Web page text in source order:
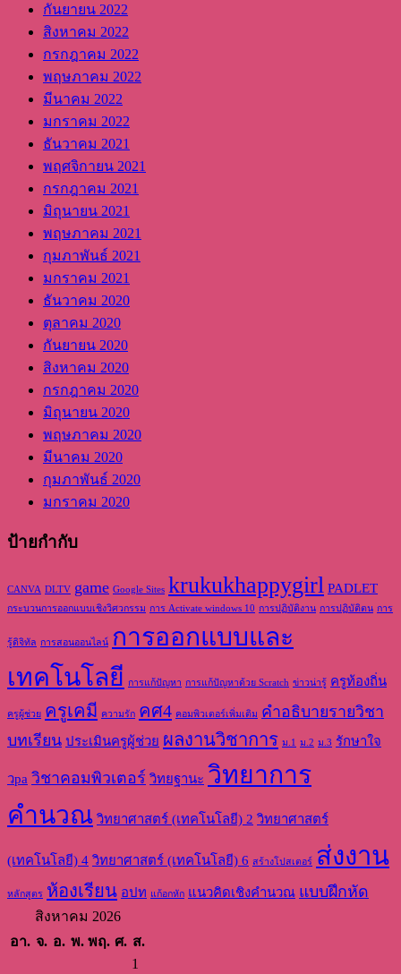
กันยายน 2022
สิงหาคม 2022
กรกฎาคม 2022
พฤษภาคม 2022
มีนาคม 2022
มกราคม 2022
ธันวาคม 2021
พฤศจิกายน 2021
กรกฎาคม 2021
มิถุนายน 2021
พฤษภาคม 2021
กุมภาพันธ์ 2021
มกราคม 2021
ธันวาคม 2020
ตุลาคม 2020
กันยายน 2020
สิงหาคม 2020
กรกฎาคม 2020
มิถุนายน 2020
พฤษภาคม 2020
มีนาคม 2020
กุมภาพันธ์ 2020
มกราคม 2020
ป้ายกำกับ
CANVA DLTV game Google Sites krukukhappygirl PADLET
กระบวนการออกแบบเชิงวิศวกรรม การ Activate windows 10 การปฏิบัติงาน การปฏิบัติตน การ
รู้ดิจิทัล การสอนออนไลน์ การออกแบบและ
เทคโนโลยี การแก้ปัญหา การแก้ปัญหาด้วย Scratch ข่าวน่ารู้ ครูท้องถิ่น
ครูผู้ช่วย ครูเคมี ความรัก คศ4 คอมพิวเตอร์เพิ่มเติม คำอธิบายรายวิชา
บทเรียน ประเมินครูผู้ช่วย ผลงานวิชาการ ม.1 ม.2 ม.3 รักษาใจ
วpa วิชาคอมพิวเตอร์ วิทยฐานะ วิทยาการ
คำนวณ วิทยาศาสตร์ (เทคโนโลยี) 2 วิทยาศาสตร์
(เทคโนโลยี) 4 วิทยาศาสตร์ (เทคโนโลยี) 6 สร้างโปสเตอร์ ส่งงาน
หลักสูตร ห้องเรียน อปท แก้อกหัก แนวคิดเชิงคำนวณ แบบฝึกหัด
สิงหาคม 2026
อา. จ. อ. พ. พฤ. ศ. ส.
1